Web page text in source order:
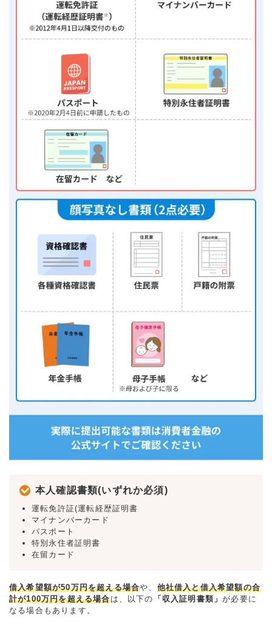
本人確認書類(いずれか必須)
運転免許証(運転経歴証明書
マイナンバーカード
パスポート
特別永住者証明書
在留カード
借入希望額が50万円を超える場合や、 他社借入と借入希望額の合
計が100万円を超える場合は、以下の 「収入証明書類」が必要に
なる場合もあります。